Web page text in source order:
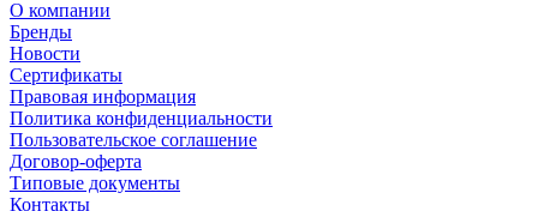
О компании
Бренды
Новости
Сертификаты
Правовая информация
Политика конфиденциальности
Пользовательское соглашение
Договор-оферта
Типовые документы
Контакты